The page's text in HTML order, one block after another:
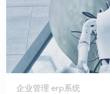
企业管理 erp系统